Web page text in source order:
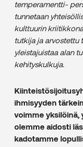
temperamentti-
tunnetaan
kulttuurin
tutkija ja arvostettu
yleistajuistaa alan
kehityskulkuja.
ihmisyyden
voimme yksilöinä,
olemme aidosti
kadotamme